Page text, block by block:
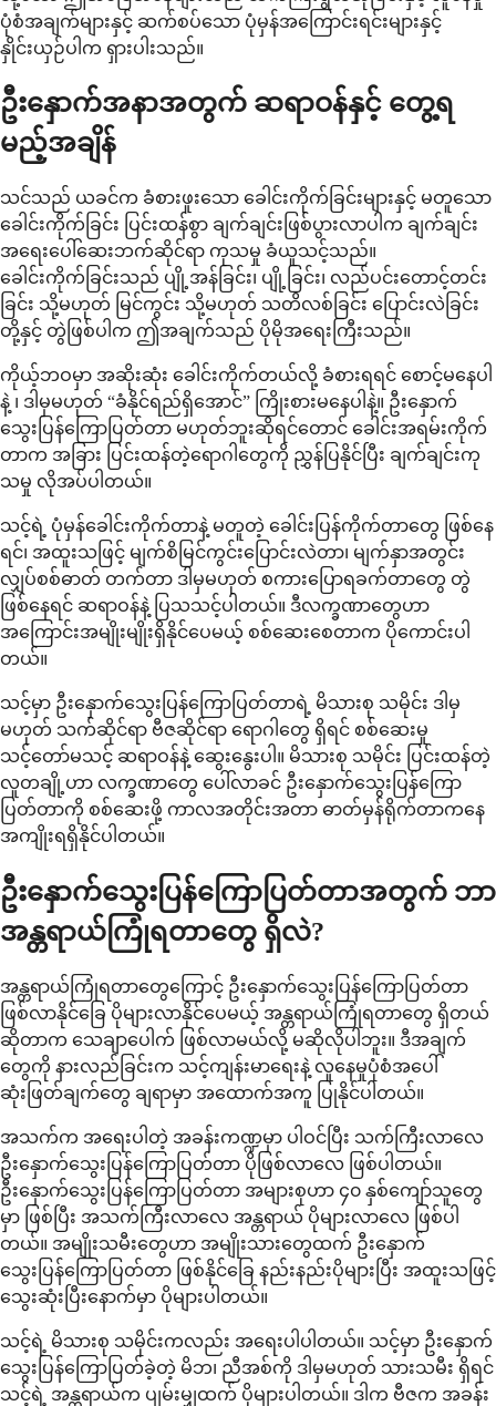
ပုံစံအချက်များနှင့် ဆက်စပ်သော ပုံမှန်အကြောင်းရင်းများနှင့်
နှိုင်းယှဉ်ပါက ရှားပါးသည်။
ဦးနှောက်အနာအတွက် ဆရာဝန်နှင့် တွေ့ရ
မည့်အချိန်
သင်သည် ယခင်က ခံစားဖူးသော ခေါင်းကိုက်ခြင်းများနှင့် မတူသော
ခေါင်းကိုက်ခြင်း ပြင်းထန်စွာ ချက်ချင်းဖြစ်ပွားလာပါက ချက်ချင်း
အရေးပေါ်ဆေးဘက်ဆိုင်ရာ ကုသမှု ခံယူသင့်သည်။
ခေါင်းကိုက်ခြင်းသည် ပျို့အန်ခြင်း၊ ပျို့ခြင်း၊ လည်ပင်းတောင့်တင်း
ခြင်း သို့မဟုတ် မြင်ကွင်း သို့မဟုတ် သတိလစ်ခြင်း ပြောင်းလဲခြင်း
တို့နှင့် တွဲဖြစ်ပါက ဤအချက်သည် ပိုမိုအရေးကြီးသည်။
ကိုယ့်ဘဝမှာ အဆိုးဆုံး ခေါင်းကိုက်တယ်လို့ ခံစားရရင် စောင့်မနေပါ
နဲ့ ၊ ဒါမှမဟုတ် “ခံနိုင်ရည်ရှိအောင်” ကြိုးစားမနေပါနဲ့။ ဦးနှောက်
သွေးပြန်ကြောပြတ်တာ မဟုတ်ဘူးဆိုရင်တောင် ခေါင်းအရမ်းကိုက်
တာက အခြား ပြင်းထန်တဲ့ရောဂါတွေကို ညွှန်ပြနိုင်ပြီး ချက်ချင်းကု
သမှု လိုအပ်ပါတယ်။
သင့်ရဲ့ ပုံမှန်ခေါင်းကိုက်တာနဲ့ မတူတဲ့ ခေါင်းပြန်ကိုက်တာတွေ ဖြစ်နေ
ရင်၊ အထူးသဖြင့် မျက်စိမြင်ကွင်းပြောင်းလဲတာ၊ မျက်နှာအတွင်း
လျှပ်စစ်ဓာတ် တက်တာ ဒါမှမဟုတ် စကားပြောရခက်တာတွေ တွဲ
ဖြစ်နေရင် ဆရာဝန်နဲ့ ပြသသင့်ပါတယ်။ ဒီလက္ခဏာတွေဟာ
အကြောင်းအမျိုးမျိုးရှိနိုင်ပေမယ့် စစ်ဆေးစေတာက ပိုကောင်းပါ
တယ်။
သင့်မှာ ဦးနှောက်သွေးပြန်ကြောပြတ်တာရဲ့ မိသားစု သမိုင်း ဒါမှ
မဟုတ် သက်ဆိုင်ရာ ဗီဇဆိုင်ရာ ရောဂါတွေ ရှိရင် စစ်ဆေးမှု
သင့်တော်မသင့် ဆရာဝန်နဲ့ ဆွေးနွေးပါ။ မိသားစု သမိုင်း ပြင်းထန်တဲ့
လူတချို့ဟာ လက္ခဏာတွေ ပေါ်လာခင် ဦးနှောက်သွေးပြန်ကြော
ပြတ်တာကို စစ်ဆေးဖို့ ကာလအတိုင်းအတာ ဓာတ်မှန်ရိုက်တာကနေ
အကျိုးရရှိနိုင်ပါတယ်။
ဦးနှောက်သွေးပြန်ကြောပြတ်တာအတွက် ဘာ
အန္တရာယ်ကြုံရတာတွေ ရှိလဲ?
အန္တရာယ်ကြုံရတာတွေကြောင့် ဦးနှောက်သွေးပြန်ကြောပြတ်တာ
ဖြစ်လာနိုင်ခြေ ပိုများလာနိုင်ပေမယ့် အန္တရာယ်ကြုံရတာတွေ ရှိတယ်
ဆိုတာက သေချာပေါက် ဖြစ်လာမယ်လို့ မဆိုလိုပါဘူး။ ဒီအချက်
တွေကို နားလည်ခြင်းက သင့်ကျန်းမာရေးနဲ့ လူနေမှုပုံစံအပေါ်
ဆုံးဖြတ်ချက်တွေ ချရာမှာ အထောက်အကူ ပြုနိုင်ပါတယ်။
အသက်က အရေးပါတဲ့ အခန်းကဏ္ဍမှာ ပါဝင်ပြီး သက်ကြီးလာလေ
ဦးနှောက်သွေးပြန်ကြောပြတ်တာ ပိုဖြစ်လာလေ ဖြစ်ပါတယ်။
ဦးနှောက်သွေးပြန်ကြောပြတ်တာ အများစုဟာ ၄၀ နှစ်ကျော်သူတွေ
မှာ ဖြစ်ပြီး အသက်ကြီးလာလေ အန္တရာယ် ပိုများလာလေ ဖြစ်ပါ
တယ်။ အမျိုးသမီးတွေဟာ အမျိုးသားတွေထက် ဦးနှောက်
သွေးပြန်ကြောပြတ်တာ ဖြစ်နိုင်ခြေ နည်းနည်းပိုများပြီး အထူးသဖြင့်
သွေးဆုံးပြီးနောက်မှာ ပိုများပါတယ်။
သင့်ရဲ့ မိသားစု သမိုင်းကလည်း အရေးပါပါတယ်။ သင့်မှာ ဦးနှောက်
သွေးပြန်ကြောပြတ်ခဲ့တဲ့ မိဘ၊ ညီအစ်ကို ဒါမှမဟုတ် သားသမီး ရှိရင်
သင့်ရဲ့ အန္တရာယ်က ပျမ်းမျှထက် ပိုများပါတယ်။ ဒါက ဗီဇက အခန်း